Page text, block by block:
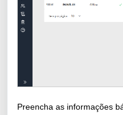
Preencha as informações